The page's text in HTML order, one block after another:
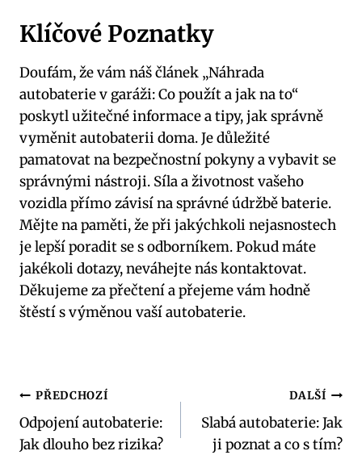
Klíčové Poznatky
Doufám, že vám náš článek „Náhrada
autobaterie v garáži: Co použít a jak na to“
poskytl užitečné informace a tipy, jak správně
vyměnit autobaterii doma. Je důležité
pamatovat na bezpečnostní pokyny a vybavit se
správnými nástroji. Síla a životnost vašeho
vozidla přímo závisí na správné údržbě baterie.
Mějte na paměti, že při jakýchkoli nejasnostech
je lepší poradit se s odborníkem. Pokud máte
jakékoli dotazy, neváhejte nás kontaktovat.
Děkujeme za přečtení a přejeme vám hodně
štěstí s výměnou vaší autobaterie.
Navigace
pro
PŘEDCHOZÍ
Odpojení autobaterie:
Jak dlouho bez rizika?
DALŠÍ
Slabá autobaterie: Jak
ji poznat a co s tím?